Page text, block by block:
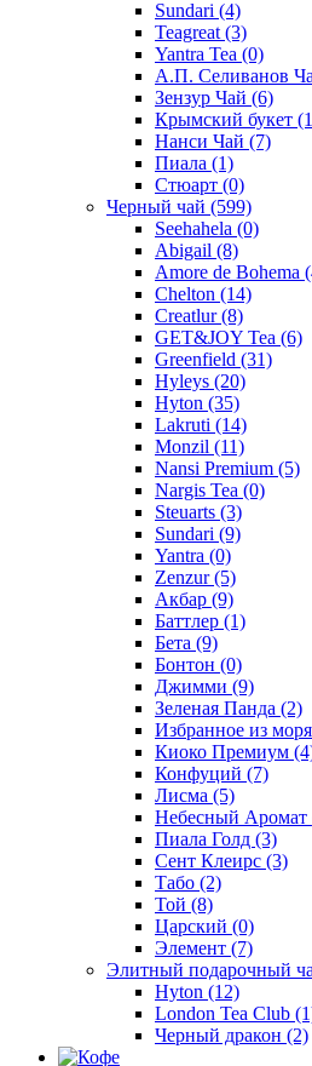
Sundari (4)
Teagreat (3)
Yantra Tea (0)
А.П. Селиванов
Зензур Чай (6)
Крымский букет
Нанси Чай (7)
Пиала (1)
Стюарт (0)
Черный чай (599)
Seehahela (0)
Abigail (8)
Amore de Bohema
Chelton (14)
Creatlur(8)
GET&JOY Tea (6)
Greenfield (31)
Hyleys (20)
Hyton (35)
Lakruti (14)
Monzil (11)
Nansi Premium (5)
Nargis Tea (0)
Steuarts (3)
Sundari (9)
Yantra (0)
Zenzur(5)
Акбар (9)
Баттлер (1)
Бета (9)
Бонтон (0)
Джимми (9)
Зеленая Панда (2)
Избранное из
Киоко Премиум
Конфуций (7)
Лисма (5)
Небесный Аромат
Пиала Голд (3)
Сент Клеирс (3)
Табо (2)
Той (8)
Царский (0)
Элемент (7)
Элитный подарочный
Hyton (12)
London Tea Club
Черный дракон (2)